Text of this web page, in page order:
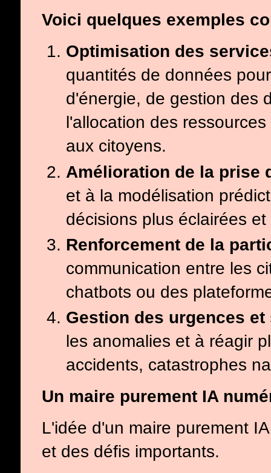
Voici quelques exemples
Optimisation des
quantités de données
d'énergie, de gestion des
l'allocation des
aux citoyens.
Amélioration de la prise
et à la modélisation
décisions plus éclairées
Renforcement de la
communication entre les
chatbots ou des
Gestion des urgences
les anomalies et à réagir
accidents, catastrophes
Un maire purement IA
L'idée d'un maire purement
et des défis importants.